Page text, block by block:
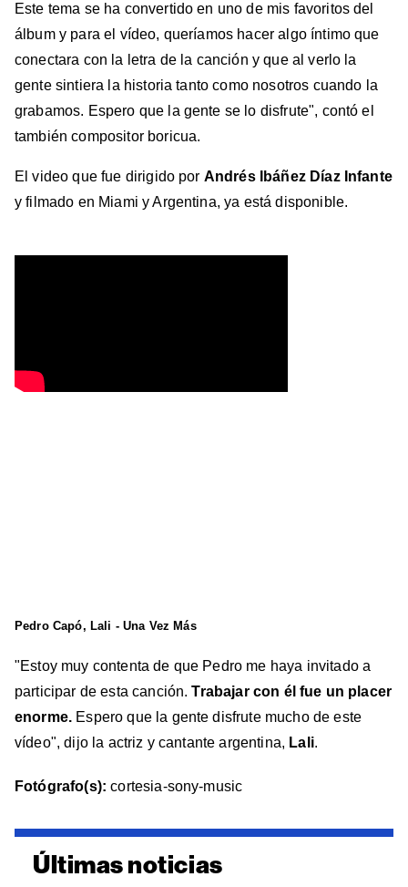
Este tema se ha convertido en uno de mis favoritos del
álbum y para el vídeo, queríamos hacer algo íntimo que
conectara con la letra de la canción y que al verlo la
gente sintiera la historia tanto como nosotros cuando la
grabamos. Espero que la gente se lo disfrute", contó el
también compositor boricua.
El video que fue dirigido por Andrés Ibáñez Díaz Infante
y filmado en Miami y Argentina, ya está disponible.
Pedro Capó, Lali - Una Vez Más
"Estoy muy contenta de que Pedro me haya invitado a
participar de esta canción.Trabajar con él fue un placer
enorme. Espero que la gente disfrute mucho de este
vídeo", dijo la actriz y cantante argentina, Lali.
Fotógrafo(s):cortesia-sony-music
Últimas noticias